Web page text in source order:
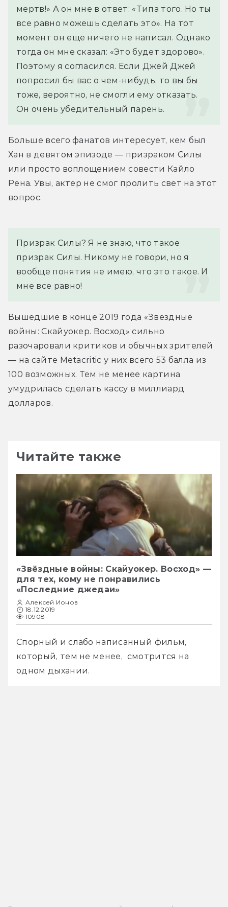
мертв!» А он мне в ответ: «Типа того. Но ты
все равно можешь сделать это». На тот
момент он еще ничего не написал. Однако
тогда он мне сказал: «Это будет здорово».
Поэтому я согласился. Если Джей Джей
попросил бы вас о чем-нибудь, то вы бы
тоже, вероятно, не смогли ему отказать.
Он очень убедительный парень.
Больше всего фанатов интересует, кем был
Хан в девятом эпизоде — призраком Силы
или просто воплощением совести Кайло
Рена. Увы, актер не смог пролить свет на этот
вопрос.
Призрак Силы? Я не знаю, что такое
призрак Силы. Никому не говори, но я
вообще понятия не имею, что это такое. И
мне все равно!
Вышедшие в конце 2019 года «Звездные
войны: Скайуокер. Восход» сильно
разочаровали критиков и обычных зрителей
— на сайте Metacritic у них всего 53 балла из
100 возможных. Тем не менее картина
умудрилась сделать кассу в миллиард
долларов.
Читайте также
«Звёздные войны: Скайуокер. Восход» —
для тех, кому не понравились
«Последние джедаи»
Алексей Ионов
18.12.2019
10908
Спорный и слабо написанный фильм,
который, тем не менее,  смотрится на
одном дыхании.